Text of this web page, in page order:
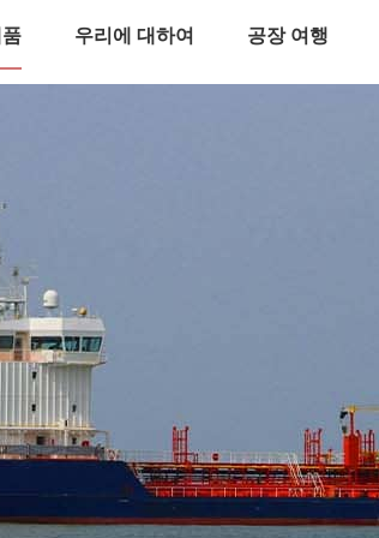
우리에 대하여 공장 여행